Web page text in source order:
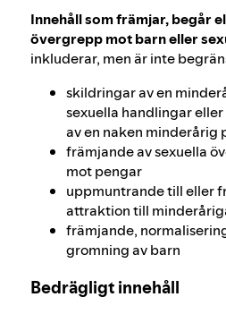
Innehåll som främjar, begår
övergrepp mot barn eller
inkluderar, men är inte
skildringar av en
sexuella handlingar
av en naken minderårig
främjande av sexuella
mot pengar
uppmuntrande till eller
attraktion till
främjande,
gromning av barn
Bedrägligt innehåll